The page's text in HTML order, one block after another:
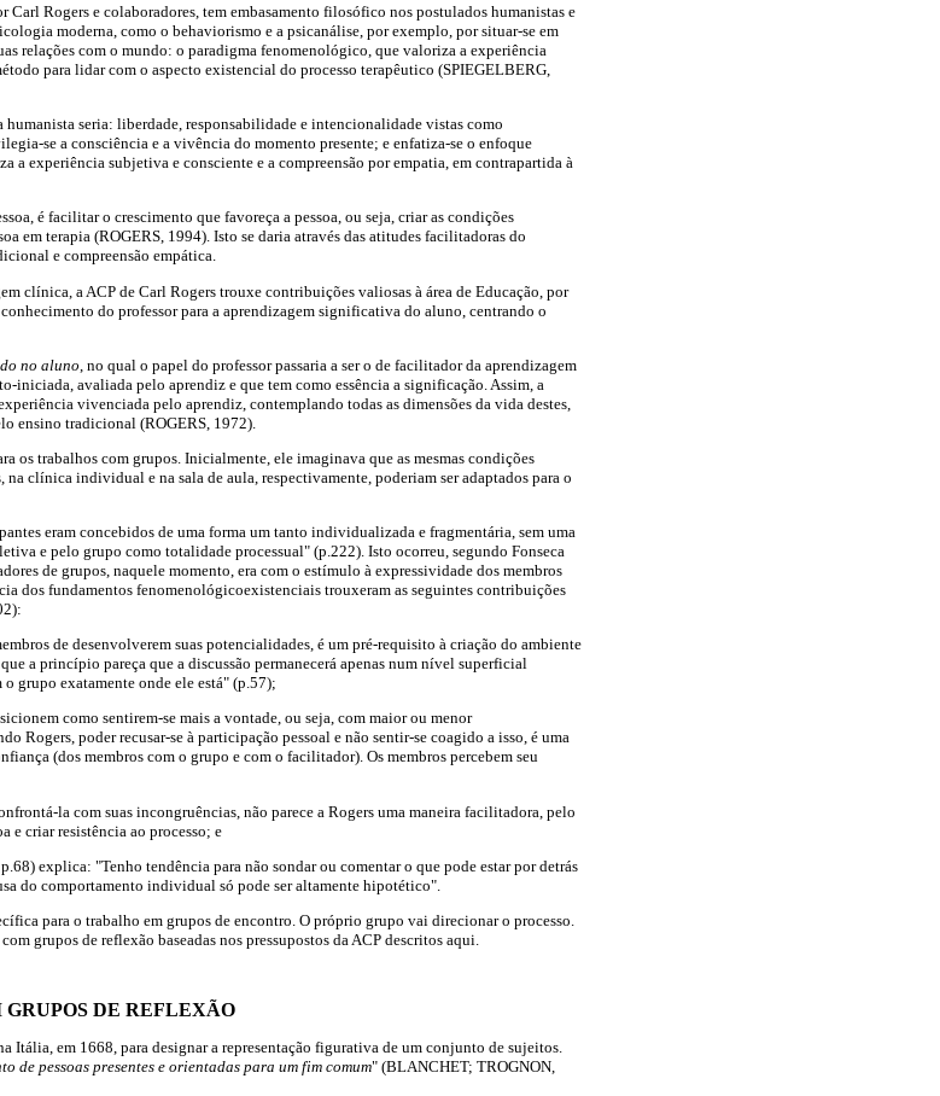
Carl Rogers e colaboradores, tem embasamento filosófico nos postulados humanistas e
moderna, como o behaviorismo e a psicanálise, por exemplo, por situar-se em
relações com o mundo: o paradigma fenomenológico, que valoriza a experiência
para lidar com o aspecto existencial do processo terapêutico (SPIEGELBERG,
seria: liberdade, responsabilidade e intencionalidade vistas como
se a consciência e a vivência do momento presente; e enfatiza-se o enfoque
a experiência subjetiva e consciente e a compreensão por empatia, em contrapartida à
é facilitar o crescimento que favoreça a pessoa, ou seja, criar as condições
em terapia (ROGERS, 1994). Isto se daria através das atitudes facilitadoras do
e compreensão empática.
clínica, a ACP de Carl Rogers trouxe contribuições valiosas à área de Educação, por
do professor para a aprendizagem significativa do aluno, centrando o
no aluno , no qual o papel do professor passaria a ser o de facilitador da aprendizagem
iniciada, avaliada pelo aprendiz e que tem como essência a significação. Assim, a
vivenciada pelo aprendiz, contemplando todas as dimensões da vida destes,
ensino tradicional (ROGERS, 1972).
os trabalhos com grupos. Inicialmente, ele imaginava que as mesmas condições
clínica individual e na sala de aula, respectivamente, poderiam ser adaptados para o
eram concebidos de uma forma um tanto individualizada e fragmentária, sem uma
e pelo grupo como totalidade processual" (p.222). Isto ocorreu, segundo Fonseca
de grupos, naquele momento, era com o estímulo à expressividade dos membros
dos fundamentos fenomenológicoexistenciais trouxeram as seguintes contribuições
de desenvolverem suas potencialidades, é um pré-requisito à criação do ambiente
a princípio pareça que a discussão permanecerá apenas num nível superficial
grupo exatamente onde ele está" (p.57);
como sentirem-se mais a vontade, ou seja, com maior ou menor
Rogers, poder recusar-se à participação pessoal e não sentir-se coagido a isso, é uma
(dos membros com o grupo e com o facilitador). Os membros percebem seu
la com suas incongruências, não parece a Rogers uma maneira facilitadora, pelo
e criar resistência ao processo; e
explica: "Tenho tendência para não sondar ou comentar o que pode estar por detrás
do comportamento individual só pode ser altamente hipotético".
para o trabalho em grupos de encontro. O próprio grupo vai direcionar o processo.
grupos de reflexão baseadas nos pressupostos da ACP descritos aqui.
DE REFLEXÃO
Itália, em 1668, para designar a representação figurativa de um conjunto de sujeitos.
de pessoas presentes e orientadas para um fim comum" (BLANCHET; TROGNON,